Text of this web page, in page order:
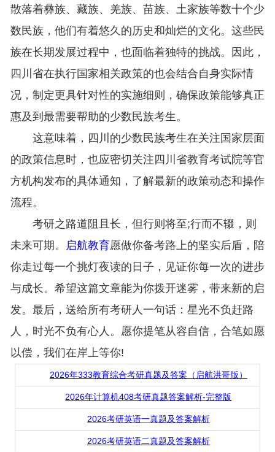
散落着彝族、藏族、羌族、苗族、土家族等数十个少
数民族，他们有着悠久的历史和灿烂的文化。这些民
族在长期发展过程中，也面临着独特的挑战。因此，
四川省在执行国家相关政策的也会结合自身实际情
况，制定更具针对性的实施细则，确保政策能够真正
惠及到最需要帮助的少数民族考生。
这意味着，四川的少数民族考生在关注国家层面
的政策信息时，也应密切关注四川省教育考试院等官
方机构发布的具体通知，了解最新的政策动态和操作
流程。
考研之路道阻且长，但行则将至;行而不辍，则
未来可期。
启航教育愿做你备考路上的坚实后盾，陪
你走过每一个挑灯夜读的日子，见证你每一次的进步
与成长。希望这篇文章能为你拨开迷雾，带来新的启
发。最后，送给所有考研人一句话：星光不负赶路
人，时光不负有心人。愿你提笔从容自信，合笔如愿
以偿，我们在岸上等你!
2026年333教育综合考研真题及答案（启航洪哥版）
2026年计算机408考研真题答案解析-完整版
2026考研英语一真题及答案解析
2026考研英语二真题及答案解析